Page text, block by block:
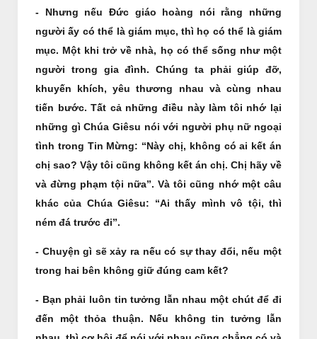
- Nhưng nếu Đức giáo hoàng nói rằng những
người ấy có thể là giám mục, thì họ có thể là giám
mục. Một khi trở về nhà, họ có thể sống như một
người trong gia đình. Chúng ta phải giúp đỡ,
khuyến khích, yêu thương nhau và cùng nhau
tiến bước. Tất cả những điều này làm tôi nhớ lại
những gì Chúa Giêsu nói với người phụ nữ ngoại
tình trong Tin Mừng: “Này chị, không có ai kết án
chị sao? Vậy tôi cũng không kết án chị. Chị hãy về
và đừng phạm tội nữa”. Và tôi cũng nhớ một câu
khác của Chúa Giêsu: “Ai thấy mình vô tội, thì
ném đá trước đi”.
- Chuyện gì sẽ xảy ra nếu có sự thay đổi, nếu một
trong hai bên không giữ đúng cam kết?
- Bạn phải luôn tin tưởng lẫn nhau một chút để đi
đến một thỏa thuận. Nếu không tin tưởng lẫn